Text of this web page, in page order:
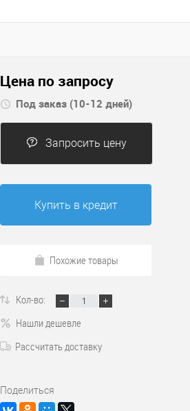
Цена по запросу
Под заказ (10-12 дней)
Запросить цену
Купить в кредит
Похожие товары
Кол-во:
Нашли дешевле
Рассчитать доставку
Поделиться